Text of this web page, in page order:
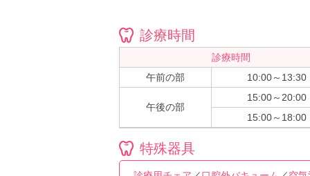
診療時間
診療時間
午前の部
10:00～13:30
午後の部
15:00～20:00
15:00～18:00
特殊器具